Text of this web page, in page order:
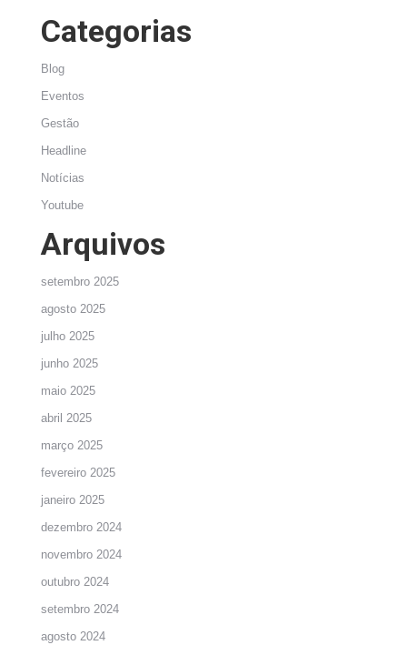
Categorias
Blog
Eventos
Gestão
Headline
Notícias
Youtube
Arquivos
setembro 2025
agosto 2025
julho 2025
junho 2025
maio 2025
abril 2025
março 2025
fevereiro 2025
janeiro 2025
dezembro 2024
novembro 2024
outubro 2024
setembro 2024
agosto 2024